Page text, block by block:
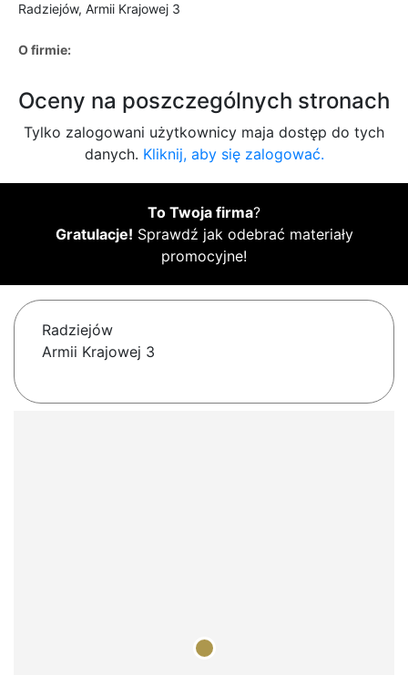
Radziejów, Armii Krajowej 3
O firmie:
Oceny na poszczególnych stronach
Tylko zalogowani użytkownicy maja dostęp do tych
danych. Kliknij, aby się zalogować.
To Twoja firma?
Gratulacje! Sprawdź jak odebrać materiały
promocyjne!
Radziejów
Armii Krajowej 3